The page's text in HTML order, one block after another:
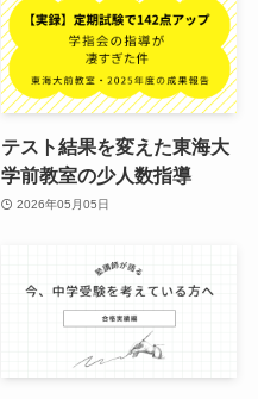
テスト結果を変えた東海大
学前教室の少人数指導
2026年05月05日